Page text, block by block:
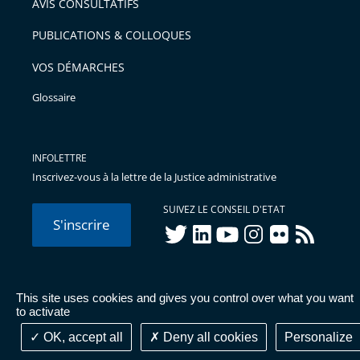
This site uses cookies and gives you control over what you want
to activate
OK, accept all
Deny all cookies Personalize
avant
AVIS CONSULTATIFS
PUBLICATIONS & COLLOQUES
VOS DÉMARCHES
Glossaire
INFOLETTRE
Inscrivez-vous à la lettre de la Justice administrative
S'inscrire
SUIVEZ LE CONSEIL D'ETAT
twitterlinkedInyoutubeinstagram
flickr rss
© Conseil d'État 2026 - Mentions légales
Données
personnelles-Publications administratives-Accessibilité :
partiellement conforme